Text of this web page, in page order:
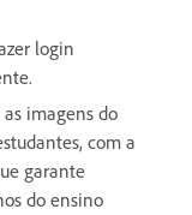
login
as imagens do
com a
garante
do ensino